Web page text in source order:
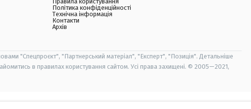
Політика конфіденційності
Технічна інформація
Контакти
Архів
"Спецпроєкт", "Партнерський матеріал", "Експерт", "Позиція". Детальніше
в правилах користування сайтом. Усі права захищені. © 2005—2021,